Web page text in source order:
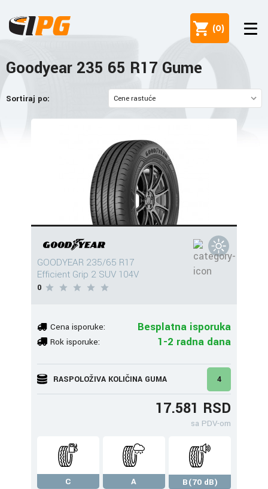
(0)
Goodyear 235 65 R17 Gume
Sortiraj po:
GOODYEAR 235/65 R17
Efficient Grip 2 SUV 104V
0
Cena isporuke: Besplatna isporuka
Rok isporuke: 1-2 radna dana
RASPOLOŽIVA KOLIČINA GUMA 4
17.581 RSD
sa PDV-om
C A
B(70 dB)